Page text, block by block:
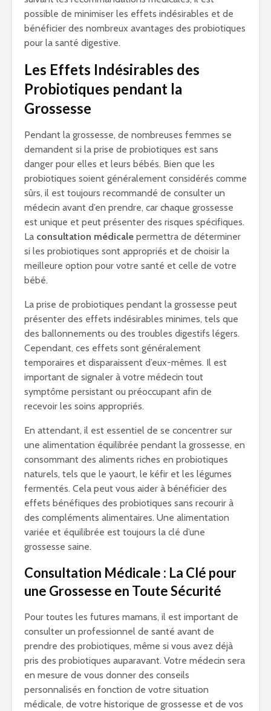
possible de minimiser les effets indésirables et de
bénéficier des nombreux avantages des probiotiques
pour la santé digestive.
Les Effets Indésirables des
Probiotiques pendant la
Grossesse
Pendant la grossesse, de nombreuses femmes se
demandent si la prise de probiotiques est sans
danger pour elles et leurs bébés. Bien que les
probiotiques soient généralement considérés comme
sûrs, il est toujours recommandé de consulter un
médecin avant d’en prendre, car chaque grossesse
est unique et peut présenter des risques spécifiques.
La consultation médicale permettra de déterminer
si les probiotiques sont appropriés et de choisir la
meilleure option pour votre santé et celle de votre
bébé.
La prise de probiotiques pendant la grossesse peut
présenter des effets indésirables minimes, tels que
des ballonnements ou des troubles digestifs légers.
Cependant, ces effets sont généralement
temporaires et disparaissent d’eux-mêmes. Il est
important de signaler à votre médecin tout
symptôme persistant ou préoccupant afin de
recevoir les soins appropriés.
En attendant, il est essentiel de se concentrer sur
une alimentation équilibrée pendant la grossesse, en
consommant des aliments riches en probiotiques
naturels, tels que le yaourt, le kéfir et les légumes
fermentés. Cela peut vous aider à bénéficier des
effets bénéfiques des probiotiques sans recourir à
des compléments alimentaires. Une alimentation
variée et équilibrée est toujours la clé d’une
grossesse saine.
Consultation Médicale : La Clé pour
une Grossesse en Toute Sécurité
Pour toutes les futures mamans, il est important de
consulter un professionnel de santé avant de
prendre des probiotiques, même si vous avez déjà
pris des probiotiques auparavant. Votre médecin sera
en mesure de vous donner des conseils
personnalisés en fonction de votre situation
médicale, de votre historique de grossesse et de vos